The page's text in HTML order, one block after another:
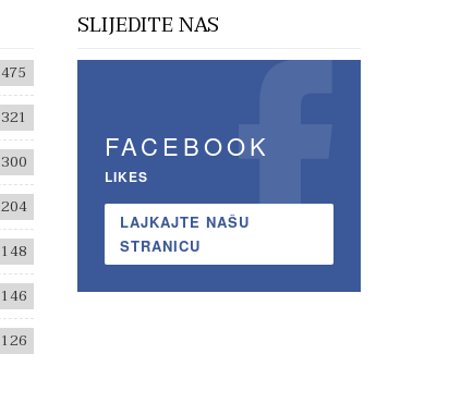
475
321
300
204
148
146
126
SLIJEDITE NAS
FACEBOOK
LIKES
LAJKAJTE NAŠU
STRANICU